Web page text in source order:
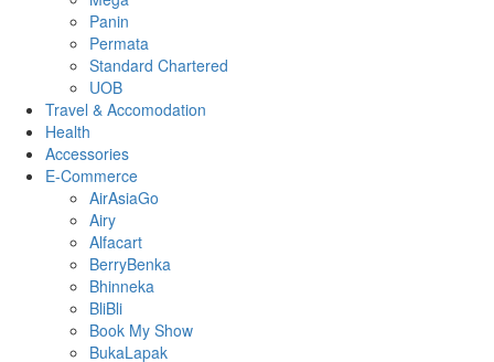
Panin
Permata
Standard Chartered
UOB
Travel & Accomodation
Health
Accessories
E-Commerce
AirAsiaGo
Airy
Alfacart
BerryBenka
Bhinneka
BliBli
Book My Show
BukaLapak